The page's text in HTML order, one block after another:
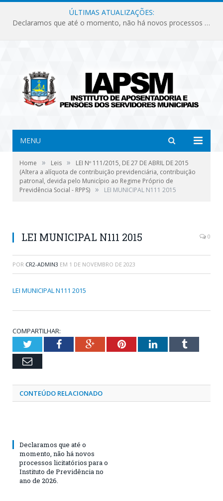
ÚLTIMAS ATUALIZAÇÕES:
Declaramos que até o momento, não há novos processos licitatórios para o Instituto de Previdência no ano de 2026.
MENU
Home » Leis »
LEI Nº 111/2015, DE 27 DE ABRIL DE 2015
(Altera a alíquota de contribuição previdenciária, contribuição
patronal, devida pelo Município ao Regime Próprio de
Previdência Social - RPPS) » LEI MUNICIPAL N111 2015
LEI MUNICIPAL N111 2015 0
POR CR2-ADMIN3 EM 1 DE NOVEMBRO DE 2023
LEI MUNICIPAL N111 2015
COMPARTILHAR:
TwitterFacebookGoogle+PinterestLinkedInTumblr
Email
CONTEÚDO RELACIONADO
Declaramos que até o
momento, não há novos
processos licitatórios para o
Instituto de Previdência no
ano de 2026.